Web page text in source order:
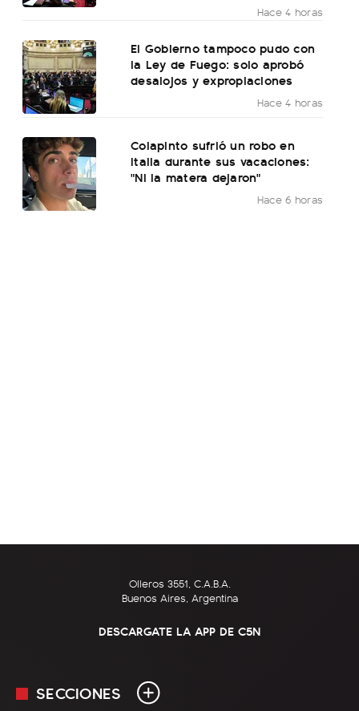
Hace 4 horas
El Gobierno tampoco pudo con
la Ley de Fuego: solo aprobó
desalojos y expropiaciones
Hace 4 horas
Colapinto sufrió un robo en
Italia durante sus vacaciones:
"Ni la matera dejaron"
Hace 6 horas
Olleros 3551, C.A.B.A.
Buenos Aires, Argentina
DESCARGATE LA APP DE C5N
SECCIONES